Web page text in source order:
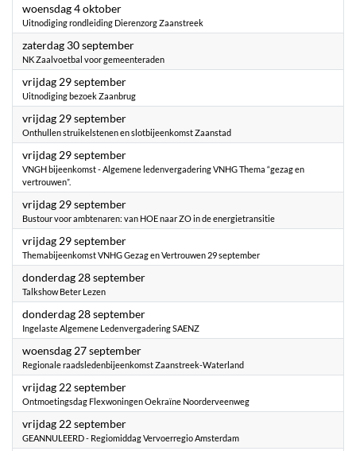
woensdag 4 oktober2023
Uitnodiging rondleiding Dierenzorg Zaanstreek
zaterdag 30 september2023
NK Zaalvoetbal voor gemeenteraden
vrijdag 29 september2023
Uitnodiging bezoek Zaanbrug
vrijdag 29 september2023
Onthullen struikelstenen en slotbijeenkomst Zaanstad
vrijdag 29 september2023
VNGH bijeenkomst - Algemene ledenvergadering VNHG Thema “gezag en
vertrouwen”.
vrijdag 29 september2023
Bustour voor ambtenaren: van HOE naar ZO in de energietransitie
vrijdag 29 september2023
Themabijeenkomst VNHG Gezag en Vertrouwen 29 september
donderdag 28 september2023
Talkshow Beter Lezen
donderdag 28 september2023
Ingelaste Algemene Ledenvergadering SAENZ
woensdag 27 september2023
Regionale raadsledenbijeenkomst Zaanstreek-Waterland
vrijdag 22 september2023
Ontmoetingsdag Flexwoningen Oekraïne Noorderveenweg
vrijdag 22 september2023
GEANNULEERD - Regiomiddag Vervoerregio Amsterdam